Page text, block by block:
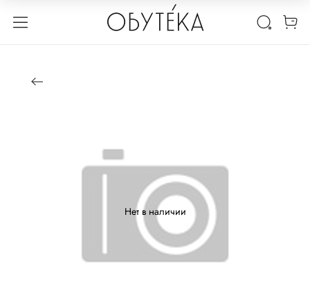
Нет в наличии